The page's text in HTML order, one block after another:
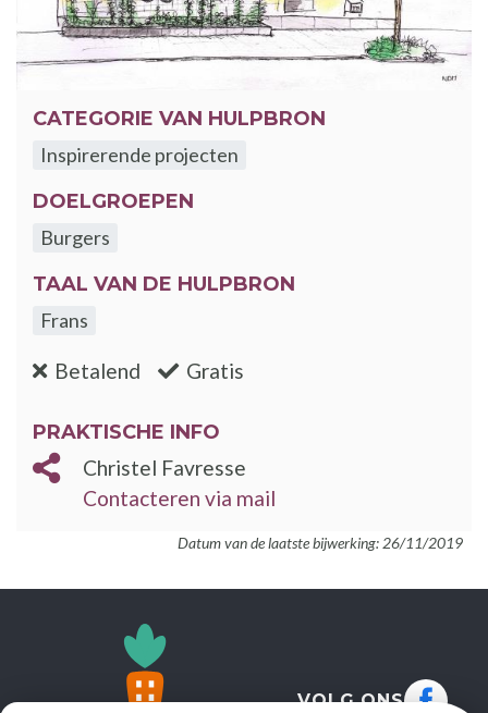
CATEGORIE VAN HULPBRON
Inspirerende projecten
DOELGROEPEN
Burgers
TAAL VAN DE HULPBRON
Frans
Betalend :nee Gratis
PRAKTISCHE INFO
Christel Favresse
Contacteren via mail
Datum van de laatste bijwerking: 26/11/2019
VOLG ONS